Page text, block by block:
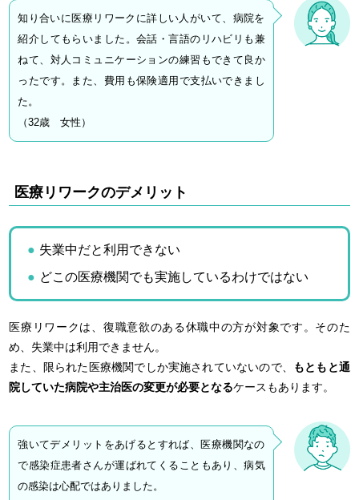
知り合いに医療リワークに詳しい人がいて、病院を
紹介してもらいました。会話・言語のリハビリも兼
ねて、対人コミュニケーションの練習もできて良か
ったです。また、費用も保険適用で支払いできまし
た。
（32歳 女性）
医療リワークのデメリット
失業中だと利用できない
どこの医療機関でも実施しているわけではない
医療リワークは、復職意欲のある休職中の方が対象です。そのた
め、失業中は利用できません。
また、限られた医療機関でしか実施されていないので、
もともと通
院していた病院や主治医の変更が必要となるケースもあります。
強いてデメリットをあげるとすれば、医療機関なの
で感染症患者さんが運ばれてくることもあり、病気
の感染は心配ではありました。